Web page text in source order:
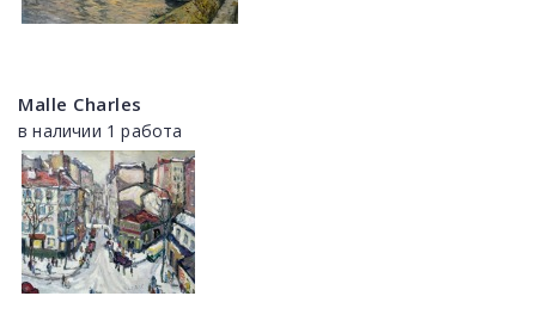
Malle Charles
в наличии 1 работа